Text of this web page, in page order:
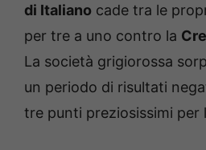
di Italiano cade tra le
per tre a uno contro la
La società grigiorossa
un periodo di risultati
tre punti preziosissimi per